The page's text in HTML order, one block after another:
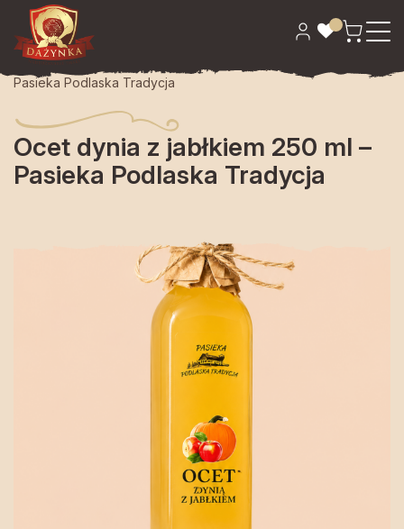
Strona główna
Pasieka Podlaska Tradycja
Ocet dynia z jabłkiem 250 ml –
Pasieka Podlaska Tradycja